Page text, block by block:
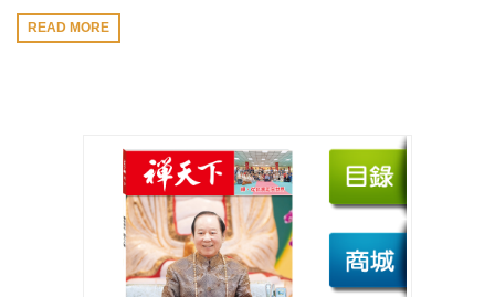
READ MORE